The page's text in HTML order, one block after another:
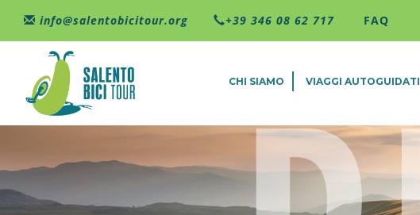
info@salentobicitour.org +39 346 08 62 717 FAQ
CHI SIAMO VIAGGI AUTOGUIDATI